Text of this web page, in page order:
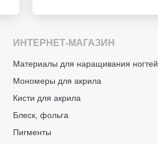
ИНТЕРНЕТ-МАГАЗИН
Материалы для наращивания ногтей
Мономеры для акрила
Кисти для акрила
Блеск, фольга
Пигменты